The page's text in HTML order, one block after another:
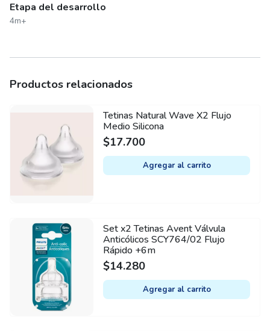
Etapa del desarrollo
4m+
Productos relacionados
Tetinas Natural Wave X2 Flujo
Medio Silicona
$17.700
Agregar al carrito
Set x2 Tetinas Avent Válvula
Anticólicos SCY764/02 Flujo
Rápido +6m
$14.280
Agregar al carrito